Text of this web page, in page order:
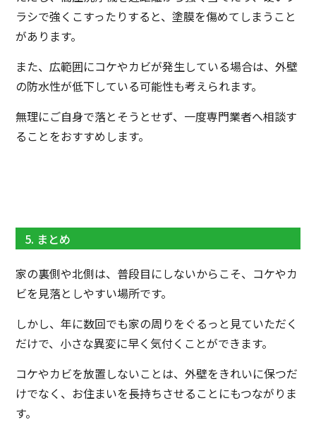
ラシで強くこすったりすると、塗膜を傷めてしまうこと
があります。
また、広範囲にコケやカビが発生している場合は、外壁
の防水性が低下している可能性も考えられます。
無理にご自身で落とそうとせず、一度専門業者へ相談す
ることをおすすめします。
5. まとめ
家の裏側や北側は、普段目にしないからこそ、コケやカ
ビを見落としやすい場所です。
しかし、年に数回でも家の周りをぐるっと見ていただく
だけで、小さな異変に早く気付くことができます。
コケやカビを放置しないことは、外壁をきれいに保つだ
けでなく、お住まいを長持ちさせることにもつながりま
す。